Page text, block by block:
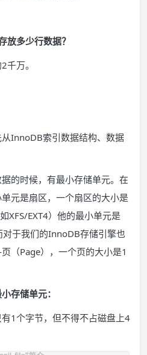
多少行数据？
千万。
InnoDB索引数据结构、数据
的时候，有最小存储单元。在
元是扇区，一个扇区的大小是
XFS/EXT4）他的最小单元是
于我们的InnoDB存储引擎也
（Page），一个页的大小是1
存储单元：
1个字节，但不得不占磁盘上4